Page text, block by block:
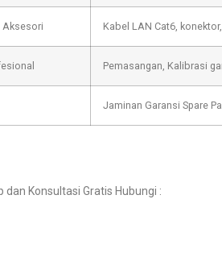
Aksesori Kabel LAN Cat6,
Pemasangan, Kalibrasi
Jaminan Garansi Spare
Konsultasi Gratis Hubungi :